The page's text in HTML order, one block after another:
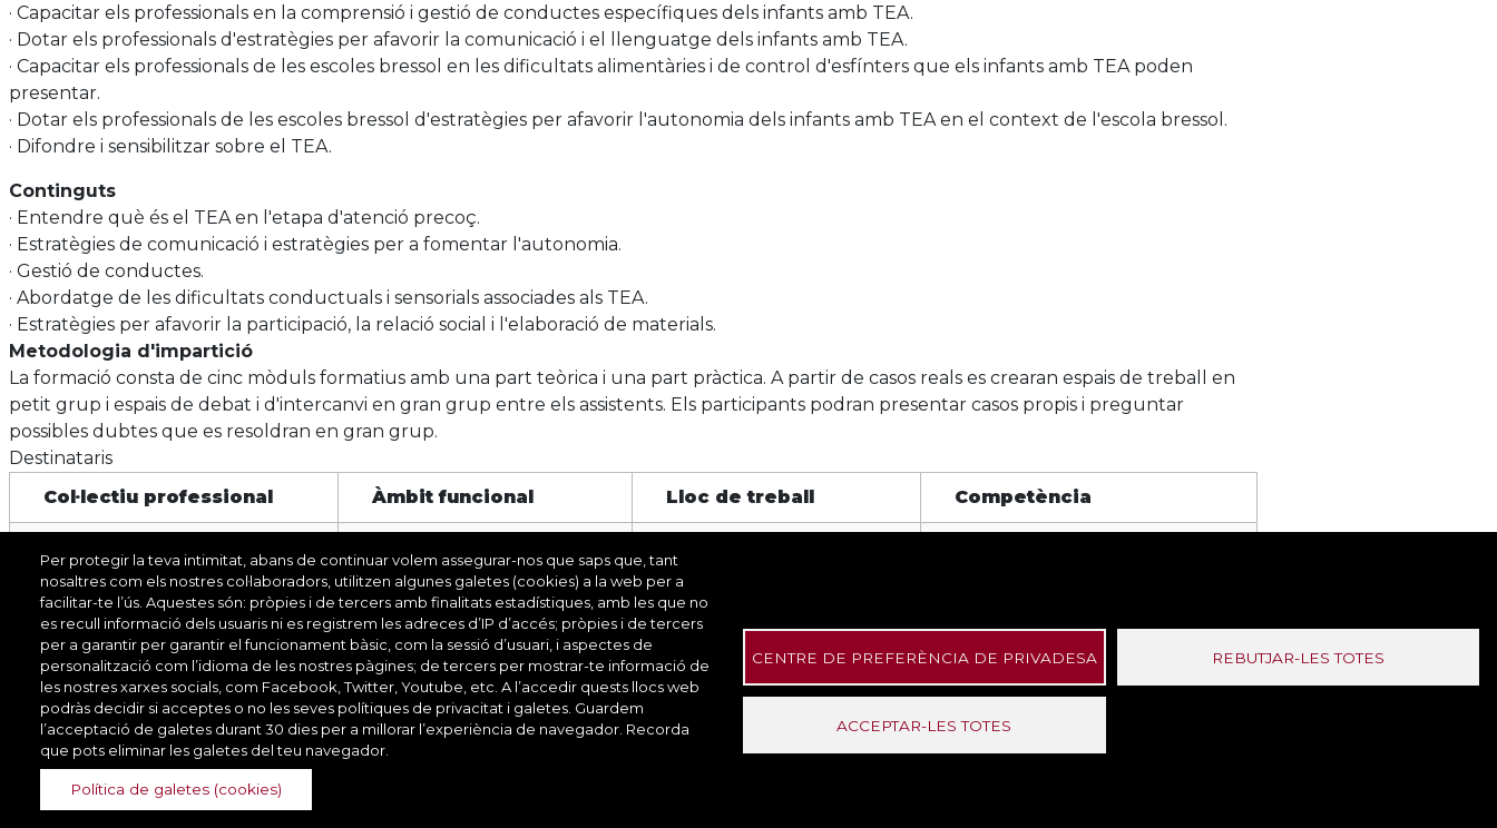
· Capacitar els professionals en la comprensió i gestió de conductes específiques dels infants amb TEA.
· Dotar els professionals d'estratègies per afavorir la comunicació i el llenguatge dels infants amb TEA.
· Capacitar els professionals de les escoles bressol en les dificultats alimentàries i de control d'esfínters que els infants amb TEA poden
presentar.
· Dotar els professionals de les escoles bressol d'estratègies per afavorir l'autonomia dels infants amb TEA en el context de l'escola bressol.
· Difondre i sensibilitzar sobre el TEA.
Continguts
· Entendre què és el TEA en l'etapa d'atenció precoç.
· Estratègies de comunicació i estratègies per a fomentar l'autonomia.
· Gestió de conductes.
· Abordatge de les dificultats conductuals i sensorials associades als TEA.
· Estratègies per afavorir la participació, la relació social i l'elaboració de materials.
Metodologia d'impartició
La formació consta de cinc mòduls formatius amb una part teòrica i una part pràctica. A partir de casos reals es crearan espais de treball en
petit grup i espais de debat i d'intercanvi en gran grup entre els assistents. Els participants podran presentar casos propis i preguntar
possibles dubtes que es resoldran en gran grup.
Destinataris
Col·lectiu professional
Àmbit funcional Lloc de treball Competència
Tècnic auxiliar Serveis d'acció ciutadana Educador escola bressol
Direcció de Serveis de Formació
Travessera de les Corts, 135.
Recinte de la Maternitat - Pavelló Mestral (3a
planta).
Per protegir la teva intimitat, abans de continuar volem assegurar-nos que saps que, tant
nosaltres com els nostres col·laboradors, utilitzen algunes galetes (cookies) a la web per a
facilitar-te l’ús. Aquestes són: pròpies i de tercers amb finalitats estadístiques, amb les que no
es recull informació dels usuaris ni es registrem les adreces d’IP d’accés; pròpies i de tercers
per a garantir per garantir el funcionament bàsic, com la sessió d’usuari, i aspectes de
personalització com l’idioma de les nostres pàgines; de tercers per mostrar-te informació de
les nostres xarxes socials, com Facebook, Twitter, Youtube, etc. A l’accedir quests llocs web
podràs decidir si acceptes o no les seves polítiques de privacitat i galetes. Guardem
l’acceptació de galetes durant 30 dies per a millorar l’experiència de navegador. Recorda
que pots eliminar les galetes del teu navegador.
Política de galetes (cookies)
CENTRE DE PREFERÈNCIA DE PRIVADESA REBUTJAR-LES TOTES
ACCEPTAR-LES TOTES